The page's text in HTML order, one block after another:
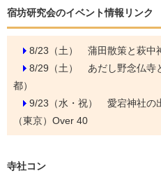
宿坊研究会のイベント情報リンク
8/23（土） 蒲田散策と萩中
8/29（土） あだし野念仏寺
都）
9/23（水・祝） 愛宕神社の
（東京）Over 40
寺社コン